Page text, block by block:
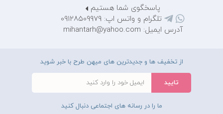
پاسخگوی شما هستیم
تلگرام و واتس اپ: 09128509979
آدرس ایمیل: mihantarh@yahoo.com
از تخفیف ها و جدیدترین های میهن طرح با خبر شوید
ما را در رسانه های اجتماعی دنبال کنید